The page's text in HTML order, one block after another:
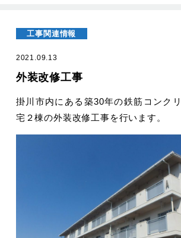
工事関連情報
2021.09.13
外装改修工事
掛川市内にある築30年の鉄筋コンク
宅２棟の外装改修工事を行います。